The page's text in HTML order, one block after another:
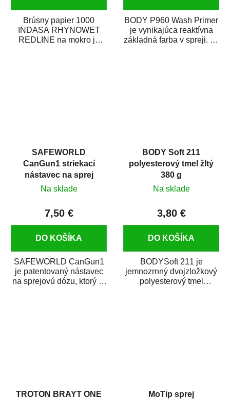
Brúsny papier 1000
INDASA RHYNOWET
REDLINE na mokro je
BODY P960 Wash Primer
je vynikajúca reaktívna
základná farba v spreji. Je
SAFEWORLD
CanGun1 striekací
nástavec na sprej
Na sklade
7,50 €
DO KOŠÍKA
SAFEWORLD CanGun1
je patentovaný nástavec
na sprejovú dózu, ktorý ju
BODY Soft 211
polyesterový tmel žltý
380 g
Na sklade
3,80 €
DO KOŠÍKA
BODYSoft 211 je
jemnozrnný dvojzložkový
polyesterový tmel
TROTON BRAYT ONE
MoTip sprej